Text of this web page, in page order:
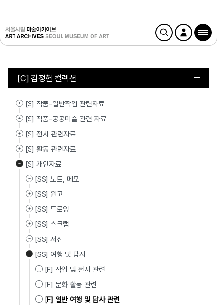
[C] 김정헌 컬렉션
[S] 작품-일반작업 관련자료
[S] 작품-공공미술 관련 자료
[S] 전시 관련자료
[S] 활동 관련자료
[S] 개인자료
[SS] 노트, 메모
[SS] 원고
[SS] 드로잉
[SS] 스크랩
[SS] 서신
[SS] 여행 및 답사
[F] 작업 및 전시 관련
[F] 문화 활동 관련
[F] 일반 여행 및 답사 관련